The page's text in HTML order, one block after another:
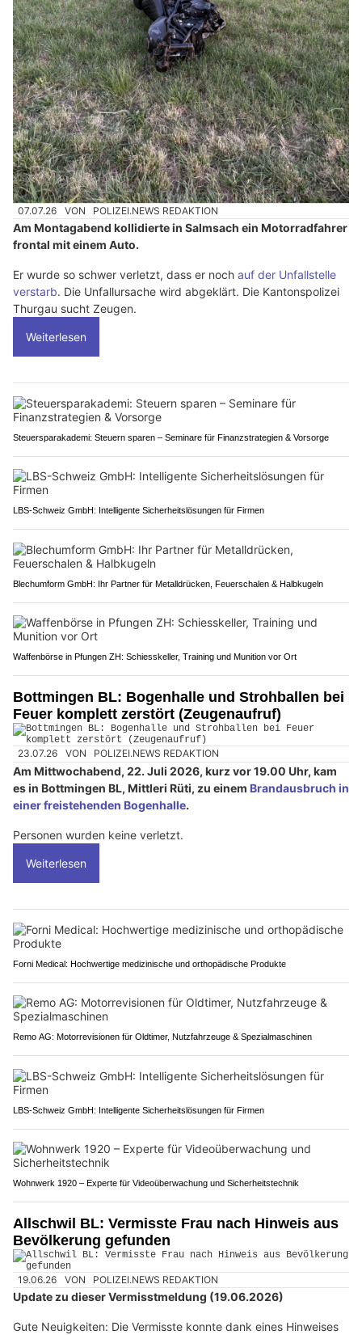
07.07.26 VON POLIZEI.NEWS REDAKTION
Am Montagabend kollidierte in Salmsach ein Motorradfahrer
frontal mit einem Auto.
Er wurde so schwer verletzt, dass er noch auf der Unfallstelle
verstarb. Die Unfallursache wird abgeklärt. Die Kantonspolizei
Thurgau sucht Zeugen.
Weiterlesen
Steuersparakademi: Steuern sparen – Seminare für Finanzstrategien & Vorsorge
LBS-Schweiz GmbH: Intelligente Sicherheitslösungen für Firmen
Blechumform GmbH: Ihr Partner für Metalldrücken, Feuerschalen & Halbkugeln
Waffenbörse in Pfungen ZH: Schiesskeller, Training und Munition vor Ort
Bottmingen BL: Bogenhalle und Strohballen bei
Feuer komplett zerstört (Zeugenaufruf)
23.07.26 VON POLIZEI.NEWS REDAKTION
Am Mittwochabend, 22. Juli 2026, kurz vor 19.00 Uhr, kam
es in Bottmingen BL, Mittleri Rüti, zu einem Brandausbruch in
einer freistehenden Bogenhalle.
Personen wurden keine verletzt.
Weiterlesen
Forni Medical: Hochwertige medizinische und orthopädische Produkte
Remo AG: Motorrevisionen für Oldtimer, Nutzfahrzeuge & Spezialmaschinen
LBS-Schweiz GmbH: Intelligente Sicherheitslösungen für Firmen
Wohnwerk 1920 – Experte für Videoüberwachung und Sicherheitstechnik
Allschwil BL: Vermisste Frau nach Hinweis aus
Bevölkerung gefunden
19.06.26 VON POLIZEI.NEWS REDAKTION
Update zu dieser Vermisstmeldung (19.06.2026)
Gute Neuigkeiten: Die Vermisste konnte dank eines Hinweises